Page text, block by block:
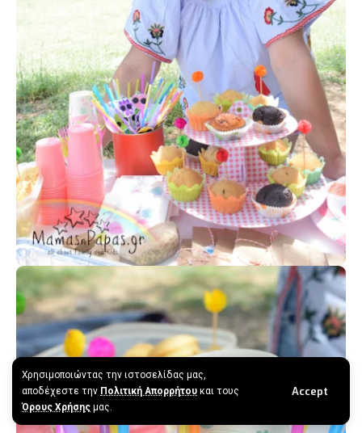
Χρησιμοποιώντας την ιστοσελίδας μας,
αποδέχεστε την Πολιτική Απορρήτου και τους
Όρους Χρήσης μας.
Accept